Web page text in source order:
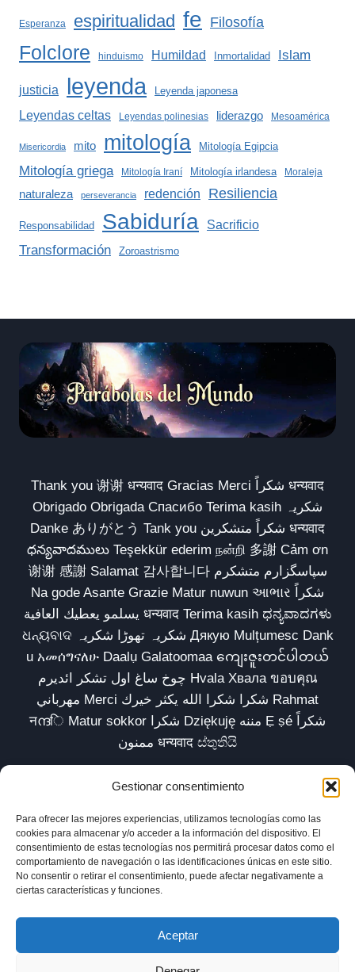
Gestionar consentimiento
Para ofrecer las mejores experiencias, utilizamos tecnologías como las
cookies para almacenar y/o acceder a la información del dispositivo. El
consentimiento de estas tecnologías nos permitirá procesar datos como el
comportamiento de navegación o las identificaciones únicas en este sitio.
No consentir o retirar el consentimiento, puede afectar negativamente a
ciertas características y funciones.
Aceptar
Esperanza espiritualidad fe Filosofía
Folclore hinduismo Humildad Inmortalidad Islam
justicia leyenda Leyenda japonesa
Leyendas celtas Leyendas polinesias liderazgo Mesoamérica
Misericordia mito mitología Mitología Egipcia
Mitología griega Mitología Iraní Mitología irlandesa Moraleja
naturaleza perseverancia redención Resiliencia
Responsabilidad Sabiduría Sacrificio
Transformación Zoroastrismo
Thank you 谢谢 धन्यवाद Gracias Merci شكراً धन्यवाद
Obrigado Obrigada Спасибо Terima kasih شکریہ
Danke ありがとう Tank you شكراً متشكرين धन्यवाद
ధన్యవాదములు Teşekkür ederim நன்றி 多謝 Cảm ơn
谢谢 感謝 Salamat 감사합니다 سپاسگزارم متشکرم
Na gode Asante Grazie Matur nuwun આભાર شكراً
يسلمو يعطيك العافية धन्यवाद Terima kasih ಧನ್ಯವಾದಗಳು
ଧନ୍ୟବାଦ شکریہ تھوڑا شکریہ Дякую Mulțumesc Dank
u አመሰግናለሁ Daalụ Galatoomaa ကျေးဇူးတင်ပါတယ်
چوخ ساغ اول تشکر ائدیرم Hvala Хвала ขอบคุณ
مهرباني Merci شكرا شكرا الله يكثر خيرك Rahmat
नന്ദि Matur sokkor شكرا Dziękuję مننه Ẹ ṣé شكراً
ممنون धन्यवाद ස්තුතියි
Inicio Biblioteca Parábolas TV
Comunidad
Esencia
Blog
Política de privacidad
Aviso legal
Política de cookies (UE)